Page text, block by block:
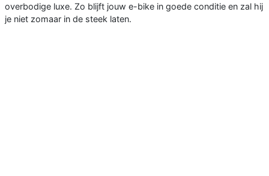
overbodige luxe. Zo blijft jouw e-bike in goede conditie en zal hij
je niet zomaar in de steek laten.